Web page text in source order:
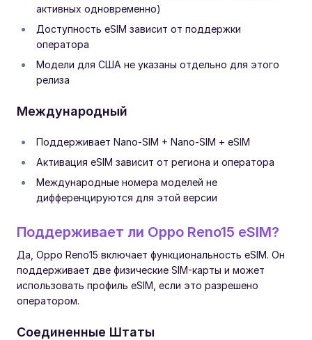
активных одновременно)
Доступность eSIM зависит от поддержки
оператора
Модели для США не указаны отдельно для этого
релиза
Международный
Поддерживает Nano-SIM + Nano-SIM + eSIM
Активация eSIM зависит от региона и оператора
Международные номера моделей не
дифференцируются для этой версии
Поддерживает ли Oppo Reno15 eSIM?
Да, Oppo Reno15 включает функциональность eSIM. Он
поддерживает две физические SIM-карты и может
использовать профиль eSIM, если это разрешено
оператором.
Соединенные Штаты